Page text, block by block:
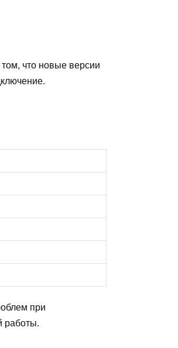
что новые версии
при
работы.